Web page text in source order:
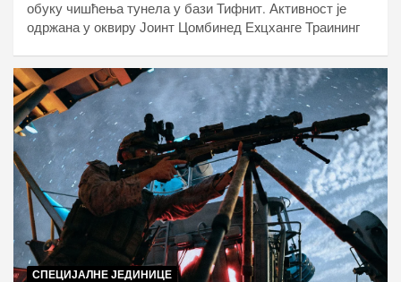
обуку чишћења тунела у бази Тифнит. Активност је
одржана у оквиру Јоинт Цомбинед Еxцханге Траининг
СПЕЦИЈАЛНЕ ЈЕДИНИЦЕ